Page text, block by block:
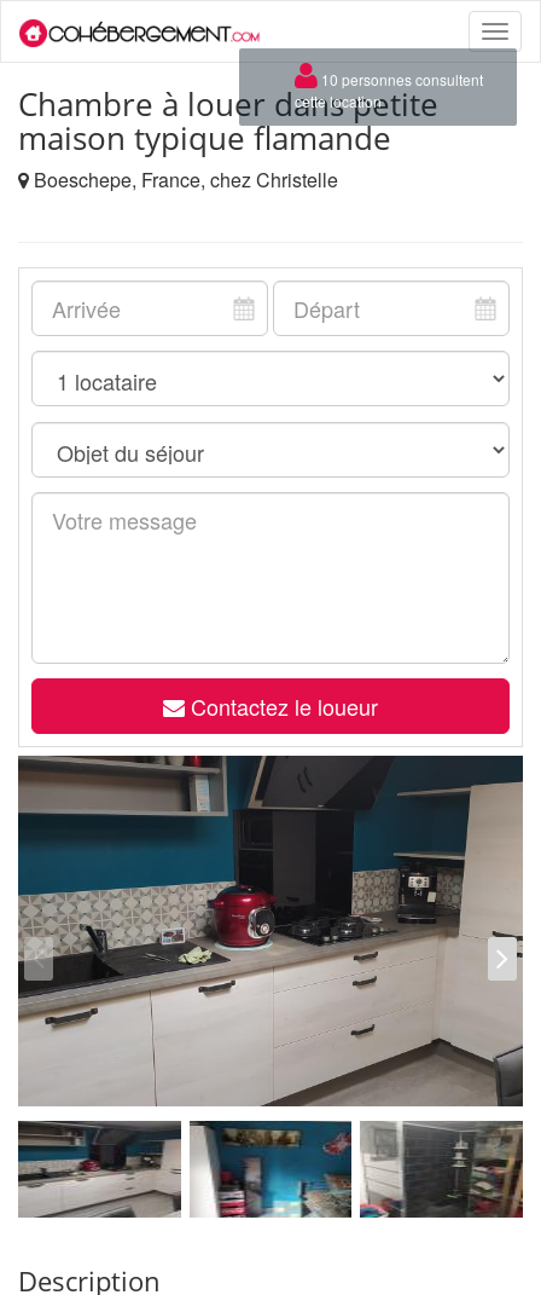
Toggle
Chambre à louer dans petite
maison typique flamande
Boeschepe, France, chez Christelle
Contactez le loueur
Description
×
10 personnes consultent
cette location